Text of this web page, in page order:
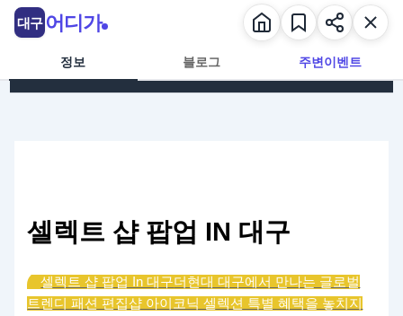
콘텐츠로 건너뛰기
정보 블로그 주변이벤트
셀렉트 샵 팝업 IN 대구
셀렉트 샵 팝업 In 대구더현대 대구에서 만나는 글로벌
트렌디 패션 편집샵 아이코닉 셀렉션 특별 혜택을 놓치지
대구 어디가